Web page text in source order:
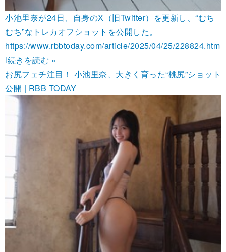
小池里奈が24日、自身のX（旧Twitter）を更新し、“むち
むち”なトレカオフショットを公開した。
https://www.rbbtoday.com/article/2025/04/25/228824.htm
l続きを読む »
お尻フェチ注目！ 小池里奈、大きく育った“桃尻”ショット
公開 | RBB TODAY